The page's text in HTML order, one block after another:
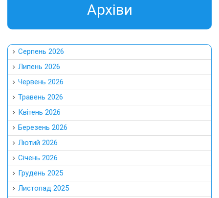
Aрхіви
Серпень 2026
Липень 2026
Червень 2026
Травень 2026
Квітень 2026
Березень 2026
Лютий 2026
Січень 2026
Грудень 2025
Листопад 2025